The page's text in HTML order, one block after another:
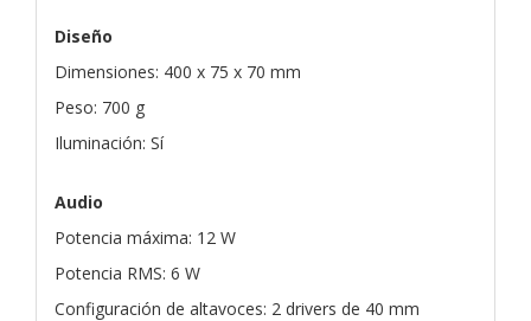
Diseño
Dimensiones: 400 x 75 x 70 mm
Peso: 700 g
Iluminación: Sí
Audio
Potencia máxima: 12 W
Potencia RMS: 6 W
Configuración de altavoces: 2 drivers de 40 mm